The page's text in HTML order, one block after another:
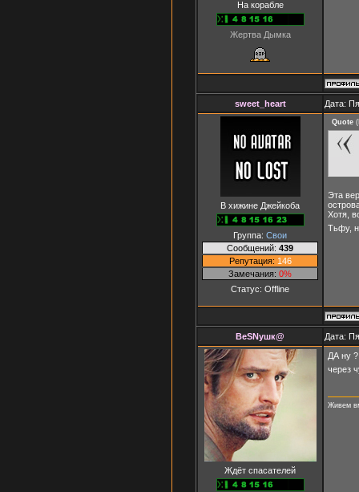
На корабле
Жертва Дымка
sweet_heart Дата:
В хижине Джейкоба
Группа: Свои
Сообщений: 439
Репутация: 146
Замечания: 0%
Статус: Offline
Quote (
Эта
Хотя,
Тьфу,
ВеSNушк@ Дата:
Ждёт спасателей
ДА ну
через
Живем